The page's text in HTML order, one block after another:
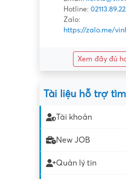
Hotline:
Zalo:
https://zalo.me/
Xem đầy đủ
Tài liệu hỗ trợ
Tài khoản
New JOB
Quản lý tin